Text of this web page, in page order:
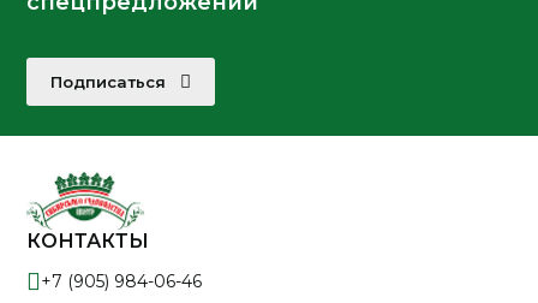
Подписаться
КОНТАКТЫ
+7 (905) 984-06-46